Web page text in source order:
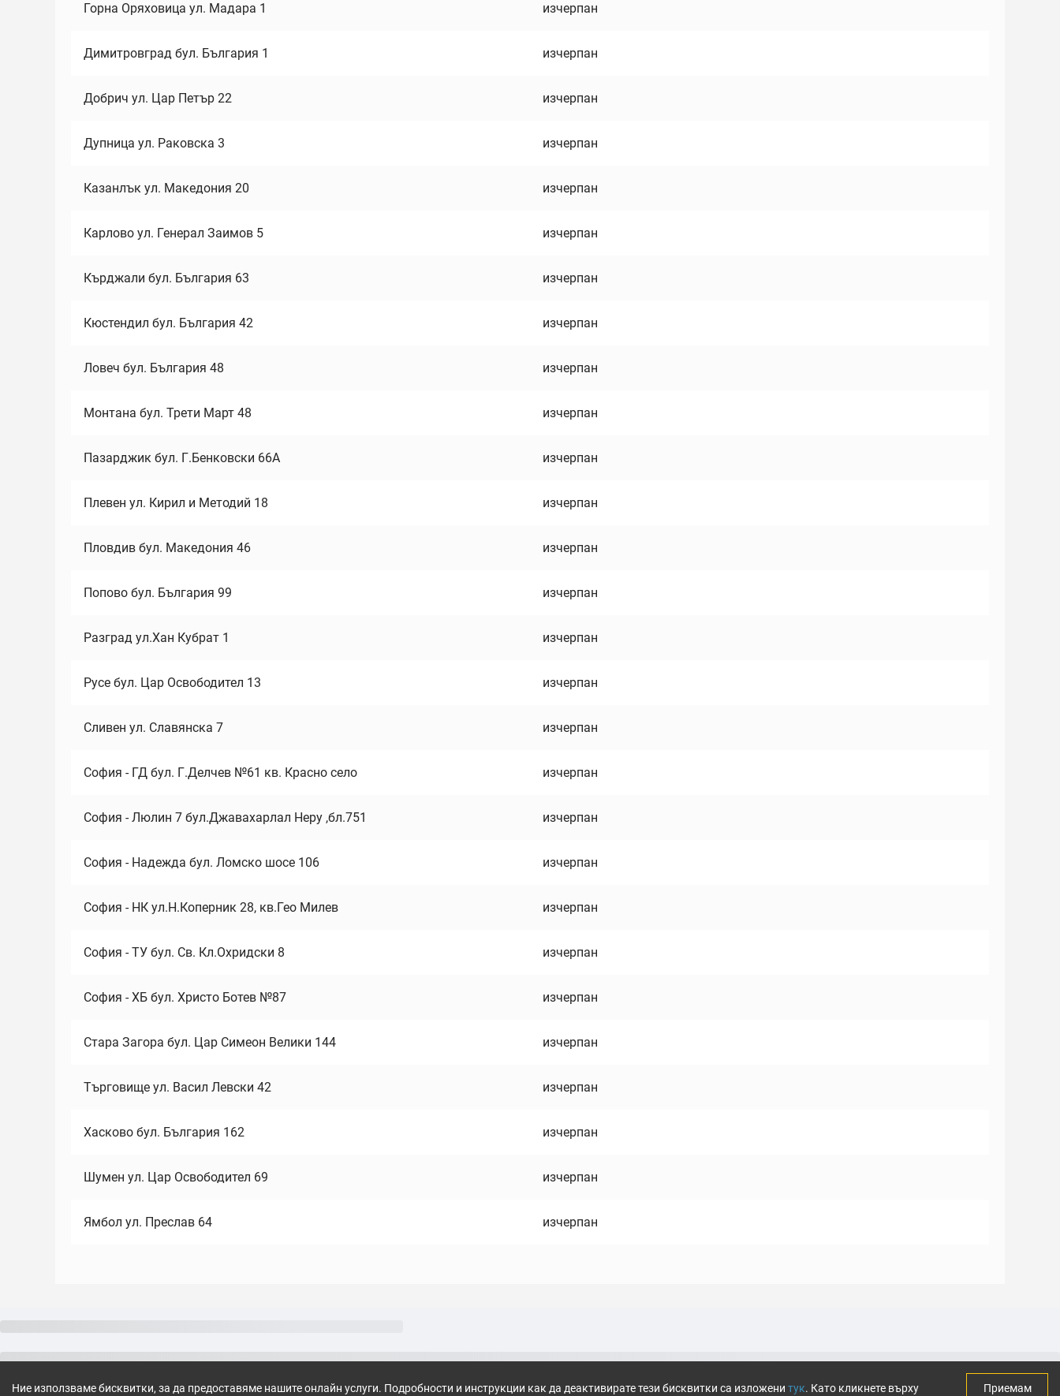
Горна Оряховица ул. Мадара 1 изчерпан
Димитровград бул. България 1 изчерпан
Добрич ул. Цар Петър 22 изчерпан
Дупница ул. Раковска 3 изчерпан
Казанлък ул. Македония 20 изчерпан
Карлово ул. Генерал Заимов 5 изчерпан
Кърджали бул. България 63 изчерпан
Кюстендил бул. България 42 изчерпан
Ловеч бул. България 48 изчерпан
Монтана бул. Трети Март 48 изчерпан
Пазарджик бул. Г.Бенковски 66А изчерпан
Плевен ул. Кирил и Методий 18 изчерпан
Пловдив бул. Македония 46 изчерпан
Попово бул. България 99 изчерпан
Разград ул.Хан Кубрат 1 изчерпан
Русе бул. Цар Освободител 13 изчерпан
Сливен ул. Славянска 7 изчерпан
София - ГД бул. Г.Делчев №61 кв. Красно село изчерпан
София - Люлин 7 бул.Джавахарлал Неру ,бл.751 изчерпан
София - Надежда бул. Ломско шосе 106 изчерпан
София - НК ул.Н.Коперник 28, кв.Гео Милев изчерпан
София - ТУ бул. Св. Кл.Охридски 8 изчерпан
София - ХБ бул. Христо Ботев №87 изчерпан
Стара Загора бул. Цар Симеон Велики 144 изчерпан
Търговище ул. Васил Левски 42 изчерпан
Хасково бул. България 162 изчерпан
Шумен ул. Цар Освободител 69 изчерпан
Ямбол ул. Преслав 64 изчерпан
Ние използваме бисквитки, за да предоставяме нашите онлайн услуги. Подробности и инструкции как да деактивирате тези бисквитки са изложени тук. Като кликнете върху Приемам